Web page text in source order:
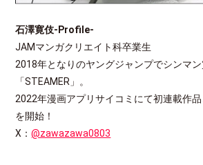
石澤寛伎-Profile-
JAMマンガクリエイト科卒業生
2018年となりのヤングジャンプでシンマ
「STEAMER」。
2022年漫画アプリサイコミにて初連載作品
を開始！
X：@zawazawa0803